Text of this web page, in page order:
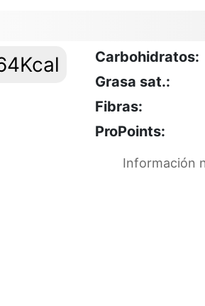
Carbohidratos:
Grasa sat.:
Fibras:
ProPoints:
Información